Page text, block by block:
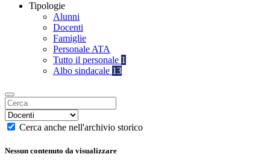
Tipologie
Alunni
Docenti
Famiglie
Personale ATA
Tutto il personale 1
Albo sindacale 13
Cerca anche nell'archivio storico
Nessun contenuto da visualizzare